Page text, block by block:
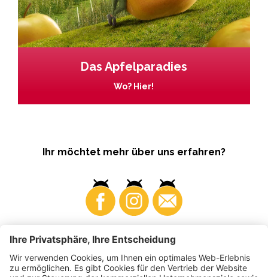
Das Apfelparadies
Wo? Hier!
Ihr möchtet mehr über uns erfahren?
Business Produzenten